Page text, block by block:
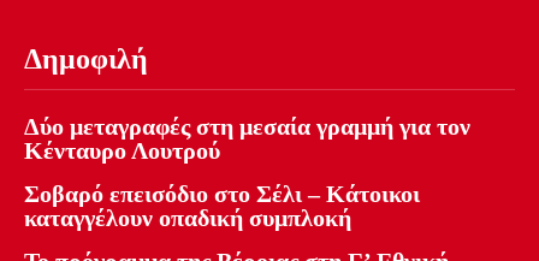
Δημοφιλή
Δύο μεταγραφές στη μεσαία γραμμή για τον
Κένταυρο Λουτρού
Σοβαρό επεισόδιο στο Σέλι – Κάτοικοι
καταγγέλουν οπαδική συμπλοκή